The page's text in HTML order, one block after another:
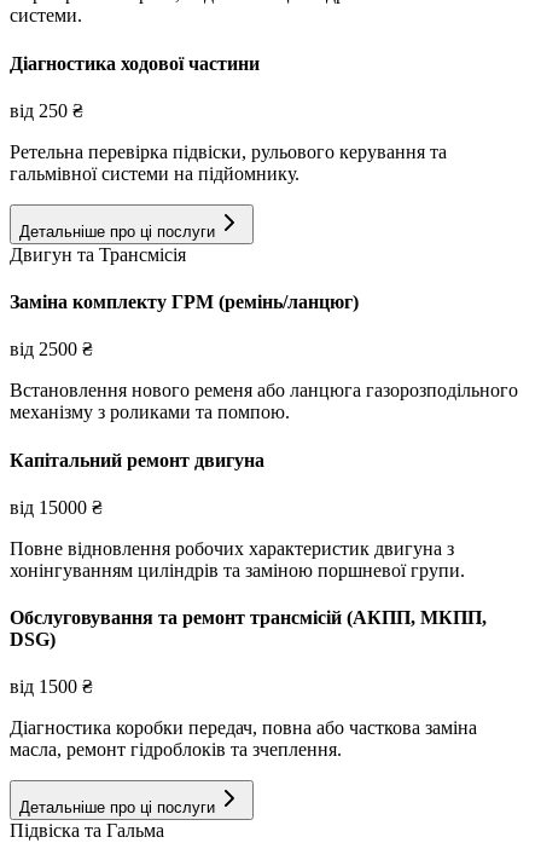
системи.
Діагностика ходової частини
від 250 ₴
Ретельна перевірка підвіски, рульового керування та
гальмівної системи на підйомнику.
Детальніше про ці послуги
Двигун та Трансмісія
Заміна комплекту ГРМ (ремінь/ланцюг)
від 2500 ₴
Встановлення нового ременя або ланцюга газорозподільного
механізму з роликами та помпою.
Капітальний ремонт двигуна
від 15000 ₴
Повне відновлення робочих характеристик двигуна з
хонінгуванням циліндрів та заміною поршневої групи.
Обслуговування та ремонт трансмісій (АКПП, МКПП,
DSG)
від 1500 ₴
Діагностика коробки передач, повна або часткова заміна
масла, ремонт гідроблоків та зчеплення.
Детальніше про ці послуги
Підвіска та Гальма